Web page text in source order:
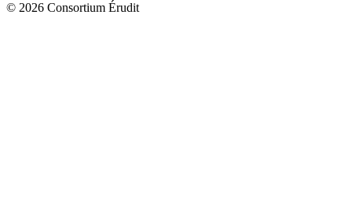
© 2026 Consortium Érudit